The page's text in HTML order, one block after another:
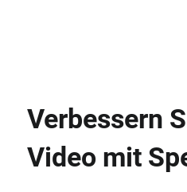
Verbessern
Video mit